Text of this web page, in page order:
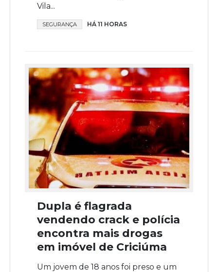
Vila...
SEGURANÇA HÁ 11 HORAS
Dupla é flagrada
vendendo crack e polícia
encontra mais drogas
em imóvel de Criciúma
Um jovem de 18 anos foi preso e um